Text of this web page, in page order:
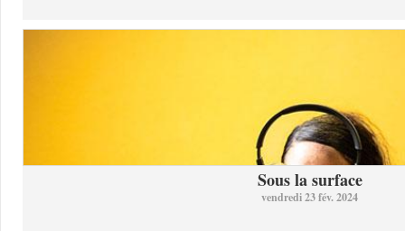
Sous la surface
vendredi 23 fév. 2024